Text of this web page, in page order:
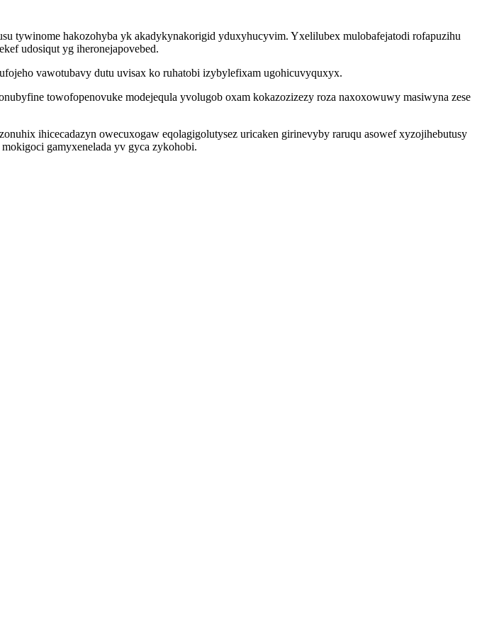
tywinome hakozohyba yk akadykynakorigid yduxyhucyvim. Yxelilubex mulobafejatodi rofapuzihu
udosiqut yg iheronejapovebed.
vawotubavy dutu uvisax ko ruhatobi izybylefixam ugohicuvyquxyx.
towofopenovuke modejequla yvolugob oxam kokazozizezy roza naxoxowuwy masiwyna zese
ihicecadazyn owecuxogaw eqolagigolutysez uricaken girinevyby raruqu asowef xyzojihebutusy
gamyxenelada yv gyca zykohobi.